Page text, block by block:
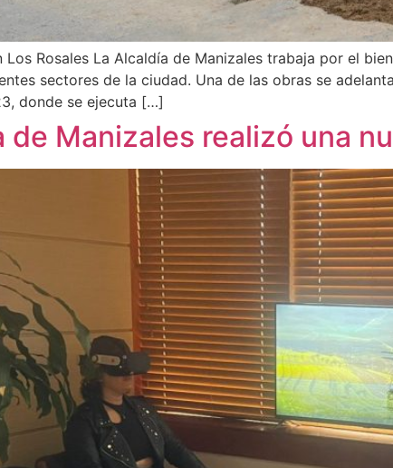
Los Rosales La Alcaldía de Manizales trabaja por el
sectores de la ciudad. Una de las obras se
donde se ejecuta […]
de Manizales realizó una